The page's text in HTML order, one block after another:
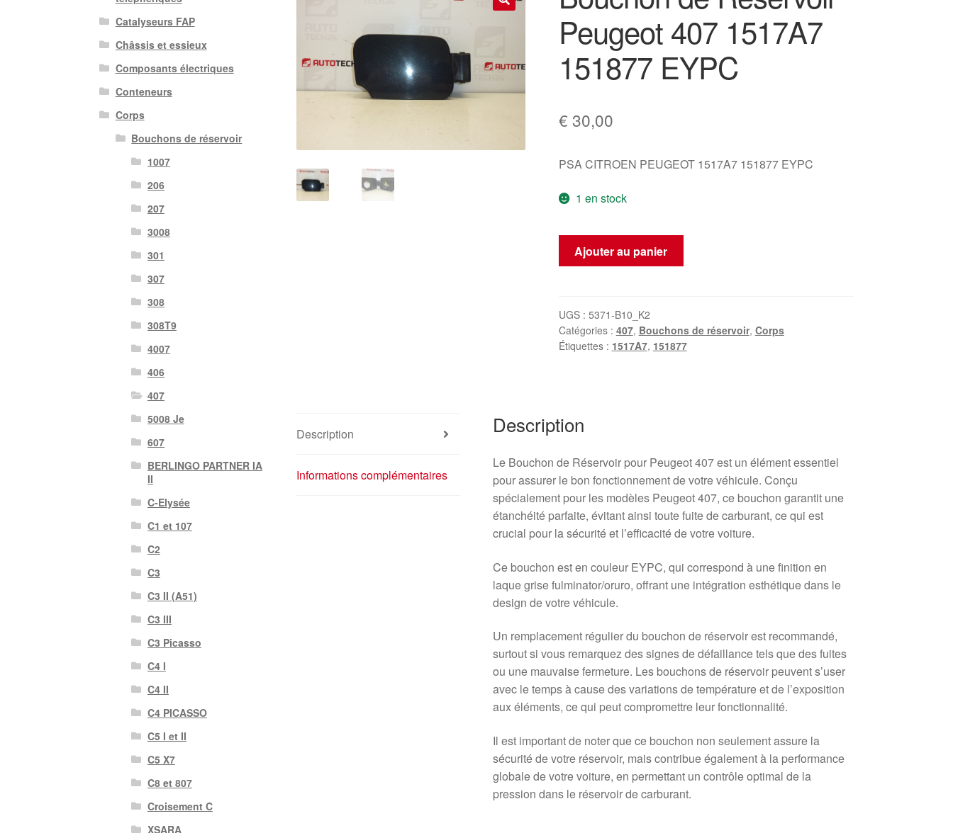
Peugeot 407 1517A7
151877 EYPC
€ 30,00
PSA CITROEN PEUGEOT 1517A7 151877 EYPC
1 en stock
quantité
Réservoir
Peugeot
407
Ajouter au panier
UGS : 5371-B10_K2
Catégories : 407, Bouchons de réservoir, Corps
Étiquettes : 1517A7, 151877
Description
Informations complémentaires
Description
Le Bouchon de Réservoir pour Peugeot 407 est un élément essentiel
pour assurer le bon fonctionnement de votre véhicule. Conçu
spécialement pour les modèles Peugeot 407, ce bouchon garantit une
étanchéité parfaite, évitant ainsi toute fuite de carburant, ce qui est
crucial pour la sécurité et l’efficacité de votre voiture.
Ce bouchon est en couleur EYPC, qui correspond à une finition en
laque grise fulminator/oruro, offrant une intégration esthétique dans le
design de votre véhicule.
Un remplacement régulier du bouchon de réservoir est recommandé,
surtout si vous remarquez des signes de défaillance tels que des fuites
ou une mauvaise fermeture. Les bouchons de réservoir peuvent s’user
avec le temps à cause des variations de température et de l’exposition
aux éléments, ce qui peut compromettre leur fonctionnalité.
Il est important de noter que ce bouchon non seulement assure la
sécurité de votre réservoir, mais contribue également à la performance
globale de votre voiture, en permettant un contrôle optimal de la
pression dans le réservoir de carburant.
Catalyseurs FAP
Châssis et essieux
Composants électriques
Conteneurs
Corps
Bouchons de réservoir
1007
206
207
3008
301
307
308
308T9
4007
406
407
5008 Je
607
BERLINGO PARTNER IA
II
C-Elysée
C1 et 107
C2
C3
C3 II (A51)
C3 III
C3 Picasso
C4 I
C4 II
C4 PICASSO
C5 I et II
C5 X7
C8 et 807
Croisement C
XSARA